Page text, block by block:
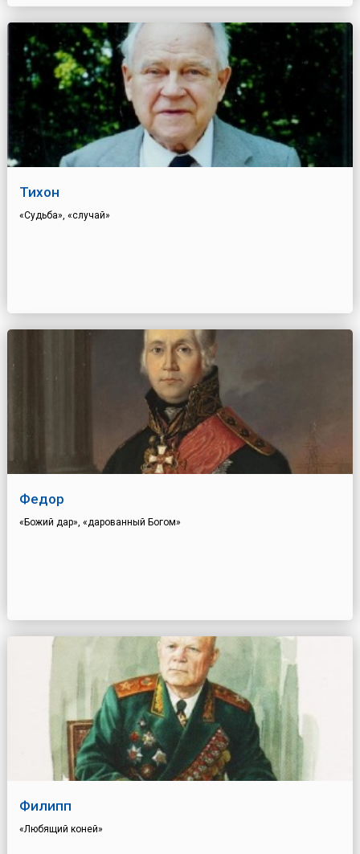
Тихон
«Судьба», «случай»
Федор
«Божий дар», «дарованный Богом»
Филипп
«Любящий коней»